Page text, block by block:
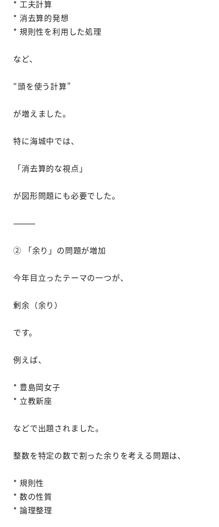
* 工夫計算
* 消去算的発想
* 規則性を利用した処理
など、
“頭を使う計算”
が増えました。
特に海城中では、
「消去算的な視点」
が図形問題にも必要でした。
⸻
② 「余り」の問題が増加
今年目立ったテーマの一つが、
剰余（余り）
です。
例えば、
* 豊島岡女子
* 立教新座
などで出題されました。
整数を特定の数で割った余りを考える問題は、
* 規則性
* 数の性質
* 論理整理